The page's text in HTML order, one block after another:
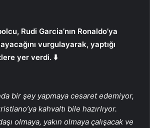
Rudi Garcia’nın Ronaldo’ya
vurgulayarak, yaptığı
yer verdi. ⬇️
bir şey yapmaya cesaret edemiyor,
kahvaltı bile hazırlıyor.
olmaya, yakın olmaya çalışacak ve